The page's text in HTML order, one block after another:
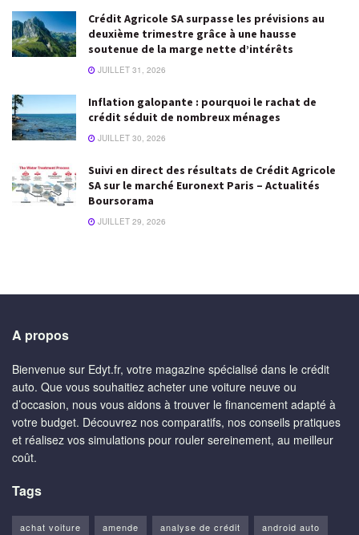
Crédit Agricole SA surpasse les prévisions au
deuxième trimestre grâce à une hausse
soutenue de la marge nette d’intérêts
JUILLET 31, 2026
Inflation galopante : pourquoi le rachat de
crédit séduit de nombreux ménages
JUILLET 30, 2026
Suivi en direct des résultats de Crédit Agricole
SA sur le marché Euronext Paris – Actualités
Boursorama
JUILLET 29, 2026
A propos
Bienvenue sur Edyt.fr, votre magazine spécialisé dans le crédit
auto. Que vous souhaitiez acheter une voiture neuve ou
d’occasion, nous vous aidons à trouver le financement adapté à
votre budget. Découvrez nos comparatifs, nos conseils pratiques
et réalisez vos simulations pour rouler sereinement, au meilleur
coût.
Tags
achat voiture amende analyse de crédit android auto